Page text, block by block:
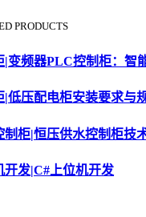
PRODUCTS
|变频器PLC控制柜：智
|低压配电柜安装要求与
制柜|恒压供水控制柜技
开发|C#上位机开发